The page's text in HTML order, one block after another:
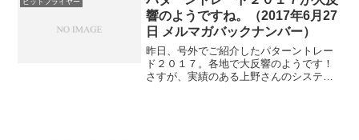
万円以上なら抽選で５人に５...
響のようですね。（2017年6月27
日 メルマガバックナンバー）
昨日、号外でご紹介したパターントレー
ド２０１７。各地で大反響のようです！
さすが、実績のある上野さんのシステム